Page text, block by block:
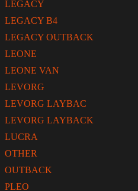
LEGACY
LEGACY B4
LEGACY OUTBACK
LEONE
LEONE VAN
LEVORG
LEVORG LAYBAC
LEVORG LAYBACK
LUCRA
OTHER
OUTBACK
PLEO